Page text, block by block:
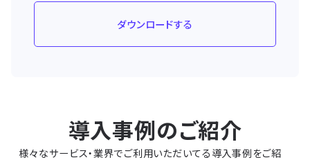
ダウンロードする
導入事例のご紹介
様々なサービス・業界でご利用いただいてる導入事例をご紹